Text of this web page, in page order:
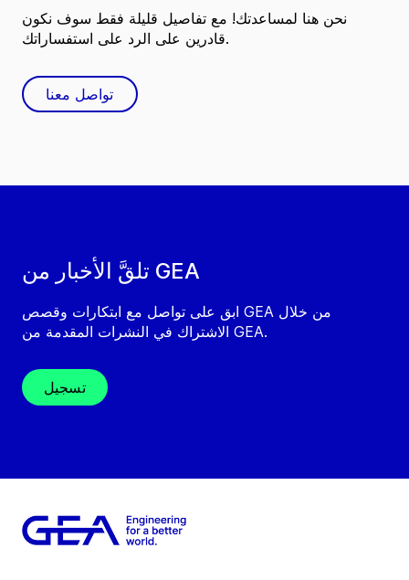
تلقَّ الأخبار من GEA
ابق على تواصل مع ابتكارات وقصص GEA من خلال
الاشتراك في النشرات المقدمة من GEA.
تسجيل
نحن هنا لمساعدتك! مع تفاصيل قليلة فقط سوف نكون
قادرين على الرد على استفساراتك.
تواصل معنا